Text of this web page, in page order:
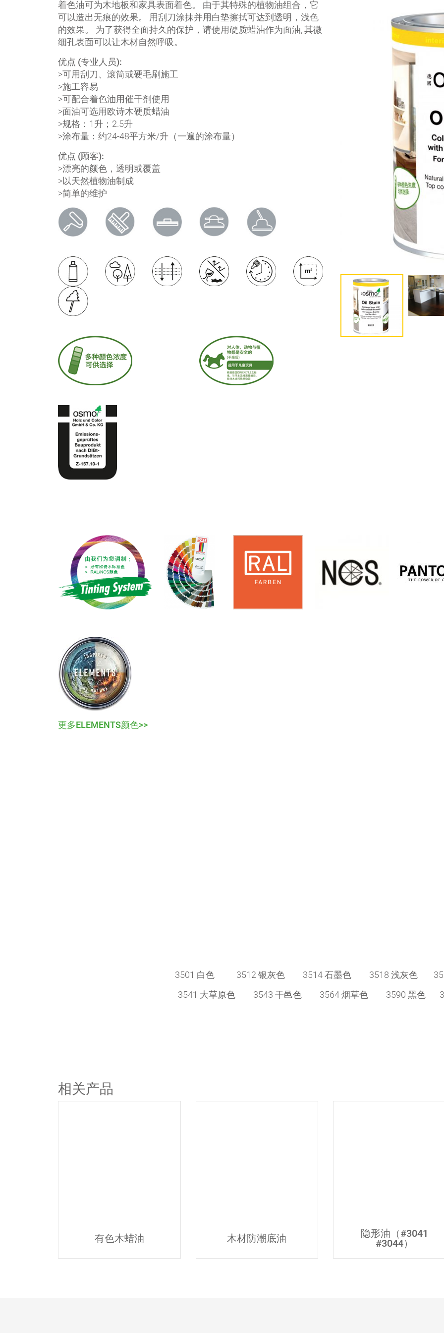
着色油可为木地板和家具表面着色。 由于其特殊的植物油组合，它
可以造出无痕的效果。 用刮刀涂抹并用白垫擦拭可达到透明，浅色
的效果。 为了获得全面持久的保护，请使用硬质蜡油作为面油, 其微
细孔表面可以让木材自然呼吸。
优点 (专业人员):
>可用刮刀、滚筒或硬毛刷施工
>施工容易
>可配合着色油用催干剂使用
>面油可选用欧诗木硬质蜡油
>规格：1升；2.5升
>涂布量：约24-48平方米/升（一遍的涂布量）
优点 (顾客):
>漂亮的颜色，透明或覆盖
>以天然植物油制成
>简单的维护
更多ELEMENTS颜色>>
3501 白色 3512 银灰色 3514 石墨色 3518 浅灰色
3541 大草原色 3543 干邑色 3564 烟草色 3590 黑色
相关产品
有色木蜡油 木材防潮底油
隐形油（#3041
#3044）